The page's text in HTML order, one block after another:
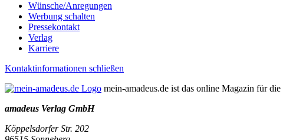
Wünsche/Anregungen
Werbung schalten
Pressekontakt
Verlag
Karriere
Kontaktinformationen schließen
mein-amadeus.de ist das online Magazin für
amadeus Verlag GmbH
Köppelsdorfer Str. 202